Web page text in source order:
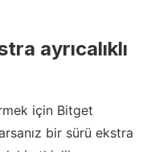
ayrıcalıklı
için Bitget
bir sürü ekstra